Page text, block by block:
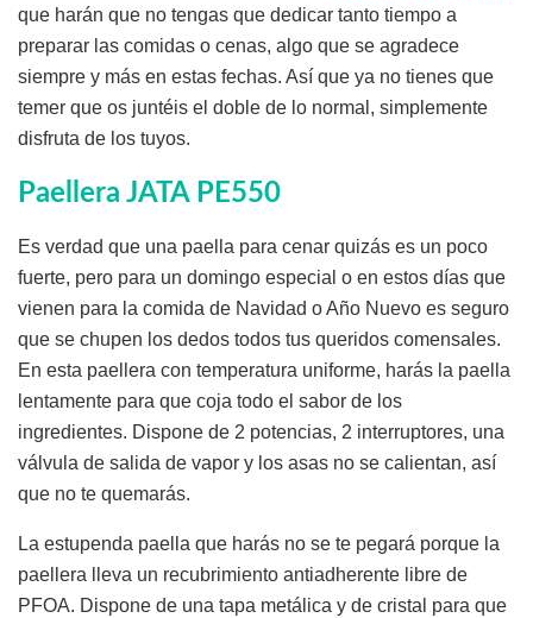
que harán que no tengas que dedicar tanto tiempo a
preparar las comidas o cenas, algo que se agradece
siempre y más en estas fechas. Así que ya no tienes que
temer que os juntéis el doble de lo normal, simplemente
disfruta de los tuyos.
Paellera JATA PE550
Es verdad que una paella para cenar quizás es un poco
fuerte, pero para un domingo especial o en estos días que
vienen para la comida de Navidad o Año Nuevo es seguro
que se chupen los dedos todos tus queridos comensales.
En esta paellera con temperatura uniforme, harás la paella
lentamente para que coja todo el sabor de los
ingredientes. Dispone de 2 potencias, 2 interruptores, una
válvula de salida de vapor y los asas no se calientan, así
que no te quemarás.
La estupenda paella que harás no se te pegará porque la
paellera lleva un recubrimiento antiadherente libre de
PFOA. Dispone de una tapa metálica y de cristal para que